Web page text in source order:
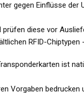
gegen Einflüsse der
diese vor
RFID-
ist
Vorgaben